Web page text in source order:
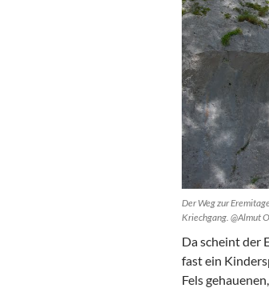
Der Weg zur
Kriechgang. @Almut
Da scheint der
fast ein
Fels